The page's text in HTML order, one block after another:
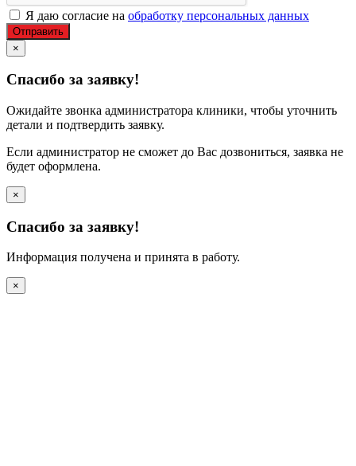
Я даю согласие на обработку персональных данных
Отправить
×
Спасибо за заявку!
Ожидайте звонка администратора клиники, чтобы уточнить
детали и подтвердить заявку.
Если администратор не сможет до Вас дозвониться, заявка не
будет оформлена.
×
Спасибо за заявку!
Информация получена и принята в работу.
×